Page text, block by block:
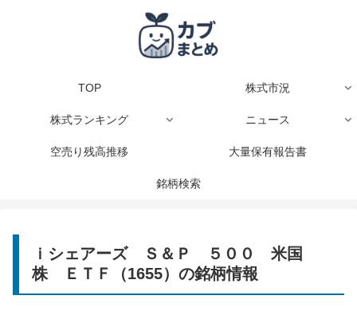
TOP 株式市況
株式ランキング ニュース
空売り残高推移 大量保有報告書
銘柄検索
ｉシェアーズ Ｓ＆Ｐ ５００ 米国
株 ＥＴＦ（1655）の銘柄情報